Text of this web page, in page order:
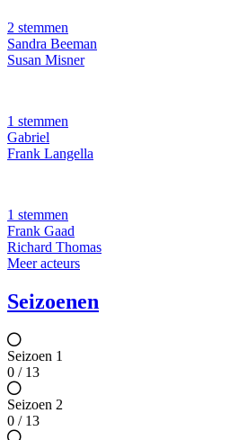
2 stemmen
Sandra Beeman
Susan Misner
1 stemmen
Gabriel
Frank Langella
1 stemmen
Frank Gaad
Richard Thomas
Meer acteurs
Seizoenen
Seizoen 1
0 / 13
Seizoen 2
0 / 13